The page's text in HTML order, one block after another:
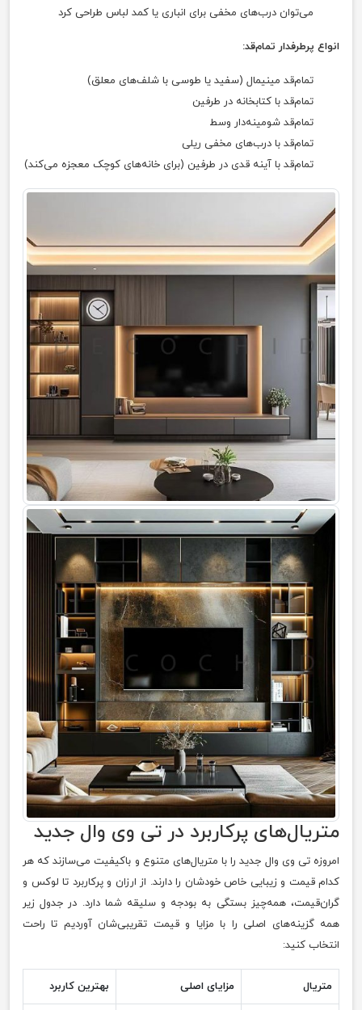
می‌توان درب‌های مخفی برای انباری یا کمد لباس طراحی کرد
انواع پرطرفدار تمام‌قد:
تمام‌قد مینیمال (سفید یا طوسی با شلف‌های معلق)
تمام‌قد با کتابخانه در طرفین
تمام‌قد شومینه‌دار وسط
تمام‌قد با درب‌های مخفی ریلی
تمام‌قد با آینه قدی در طرفین (برای خانه‌های کوچک معجزه می‌کند)
متریال‌های پرکاربرد در تی وی وال جدید
امروزه تی وی وال جدید را با متریال‌های متنوع و باکیفیت می‌سازند که هر
کدام قیمت و زیبایی خاص خودشان را دارند. از ارزان و پرکاربرد تا لوکس و
گران‌قیمت، همه‌چیز بستگی به بودجه و سلیقه شما دارد. در جدول زیر
همه گزینه‌های اصلی را با مزایا و قیمت تقریبی‌شان آوردیم تا راحت
انتخاب کنید:
متریال مزایای اصلی بهترین کاربرد